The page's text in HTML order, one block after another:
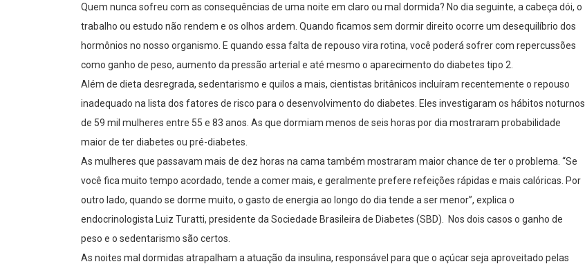
Quem nunca sofreu com as consequências de uma noite em claro ou mal dormida? No dia seguinte, a cabeça dói, o
trabalho ou estudo não rendem e os olhos ardem. Quando ficamos sem dormir direito ocorre um desequilíbrio dos
hormônios no nosso organismo. E quando essa falta de repouso vira rotina, você poderá sofrer com repercussões
como ganho de peso, aumento da pressão arterial e até mesmo o aparecimento do diabetes tipo 2.
Além de dieta desregrada, sedentarismo e quilos a mais, cientistas britânicos incluíram recentemente o repouso
inadequado na lista dos fatores de risco para o desenvolvimento do diabetes. Eles investigaram os hábitos noturnos
de 59 mil mulheres entre 55 e 83 anos. As que dormiam menos de seis horas por dia mostraram probabilidade
maior de ter diabetes ou pré-diabetes.
As mulheres que passavam mais de dez horas na cama também mostraram maior chance de ter o problema. “Se
você fica muito tempo acordado, tende a comer mais, e geralmente prefere refeições rápidas e mais calóricas. Por
outro lado, quando se dorme muito, o gasto de energia ao longo do dia tende a ser menor”, explica o
endocrinologista Luiz Turatti, presidente da Sociedade Brasileira de Diabetes (SBD). Nos dois casos o ganho de
peso e o sedentarismo são certos.
As noites mal dormidas atrapalham a atuação da insulina, responsável para que o açúcar seja aproveitado pelas